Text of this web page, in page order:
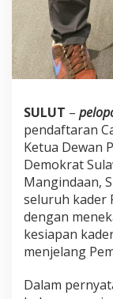
SULUT –
pendaftaran
Ketua Dewan
Demokrat
Mangindaan,
seluruh kader
dengan
kesiapan
menjelang
Dalam